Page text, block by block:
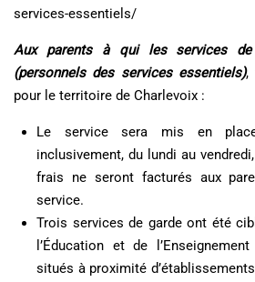
services-essentiels/
Aux parents à qui les services de
(personnels des services essentiels),
pour le territoire de Charlevoix :
Le service sera mis en
inclusivement, du lundi au
frais ne seront facturés aux
service.
Trois services de garde ont été
l’Éducation et de
situés à proximité